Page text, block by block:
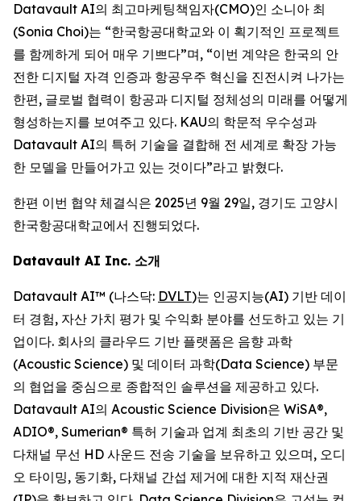
Datavault AI의 최고마케팅책임자(CMO)인 소니아 최
(Sonia Choi)는 “한국항공대학교와 이 획기적인 프로젝트
를 함께하게 되어 매우 기쁘다”며, “이번 계약은 한국의 안
전한 디지털 자격 인증과 항공우주 혁신을 진전시켜 나가는
한편, 글로벌 협력이 항공과 디지털 정체성의 미래를 어떻게
형성하는지를 보여주고 있다. KAU의 학문적 우수성과
Datavault AI의 특허 기술을 결합해 전 세계로 확장 가능
한 모델을 만들어가고 있는 것이다”라고 밝혔다.
한편 이번 협약 체결식은 2025년 9월 29일, 경기도 고양시
한국항공대학교에서 진행되었다.
Datavault AI Inc. 소개
Datavault AI™ (나스닥: DVLT)는 인공지능(AI) 기반 데이
터 경험, 자산 가치 평가 및 수익화 분야를 선도하고 있는 기
업이다. 회사의 클라우드 기반 플랫폼은 음향 과학
(Acoustic Science) 및 데이터 과학(Data Science) 부문
의 협업을 중심으로 종합적인 솔루션을 제공하고 있다.
Datavault AI의 Acoustic Science Division은 WiSA®,
ADIO®, Sumerian® 특허 기술과 업계 최초의 기반 공간 및
다채널 무선 HD 사운드 전송 기술을 보유하고 있으며, 오디
오 타이밍, 동기화, 다채널 간섭 제거에 대한 지적 재산권